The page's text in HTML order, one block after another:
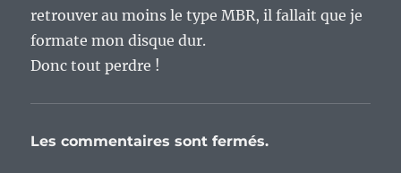
retrouver au moins le type MBR, il fallait que je
formate mon disque dur.
Donc tout perdre !
Les commentaires sont fermés.